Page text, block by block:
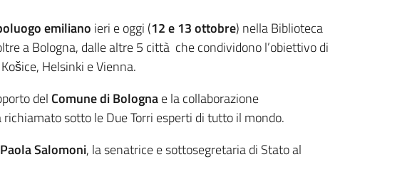
emiliano ieri e oggi (12 e 13 ottobre) nella Biblioteca
a Bologna, dalle altre 5 città che condividono l’obiettivo di
Helsinki e Vienna.
del Comune di Bolognae la collaborazione
richiamato sotto le Due Torri esperti di tutto il mondo.
Paola Salomoni, la senatrice e sottosegretaria di Stato al